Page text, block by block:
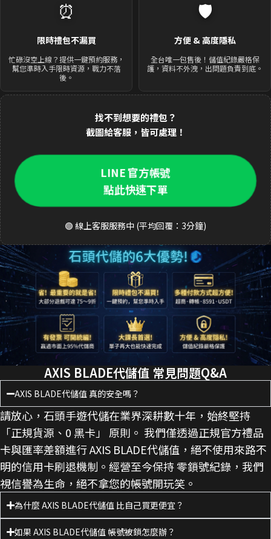
⏰
限時禮包不漏買
忙碌沒空上線？提供一鍵預約服務，
幫您準時入手限時資源，戰力不落
後。
🛡️
方便 & 高度隱私
全台唯一包售後！儲值紀錄嚴格保
護，資料不外洩，出問題負責到底。
找不到想要的禮包？
截圖給客服，皆可處理！
LINE 官方帳號
點此快速下單
🟢 線上客服服務中 (平均回覆：3分鐘)
AXIS BLADE代儲值 常見問題Q&A
AXIS BLADE代儲值 真的安全嗎？
請放心，石頭手遊代儲在業界深耕數十年，始終堅持
「正規貨源、0 黑卡」 原則。 我們僅透過正規官方禮品
卡與匯率差額進行 AXIS BLADE代儲值，絕不使用來路不
明的信用卡刷退機制。經營至今保持 零鎖號紀錄，我們
視信譽為生命，絕不拿您的帳號開玩笑。
為什麼 AXIS BLADE代儲值 比自己買更便宜？
如果 AXIS BLADE代儲值 帳號被鎖怎麼辦？